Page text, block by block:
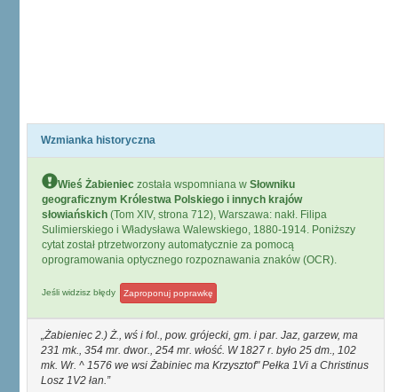
Wzmianka historyczna
Wieś Żabieniec została wspomniana w Słowniku
geograficznym Królestwa Polskiego i innych krajów
słowiańskich (Tom XIV, strona 712), Warszawa: nakł. Filipa
Sulimierskiego i Władysława Walewskiego, 1880-1914. Poniższy
cytat został ptrzetworzony automatycznie za pomocą
oprogramowania optycznego rozpoznawania znaków (OCR).
Jeśli widzisz błędy Zaproponuj poprawkę
Żabieniec 2.) Ż., wś i fol., pow. grójecki, gm. i par. Jaz, garzew, ma
231 mk., 354 mr. dwor., 254 mr. włość. W 1827 r. było 25 dm., 102
mk. Wr. ^ 1576 we wsi Żabiniec ma Krzysztof" Pełka 1Vi a Christinus
Losz 1V2 łan.